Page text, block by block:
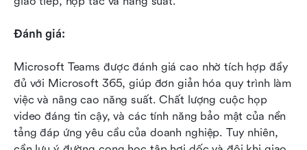
Đánh giá:
Microsoft Teams được đánh giá cao nhờ tích hợp đầy
đủ với Microsoft 365, giúp đơn giản hóa quy trình làm
việc và nâng cao năng suất. Chất lượng cuộc họp
video đáng tin cậy, và các tính năng bảo mật của nền
tảng đáp ứng yêu cầu của doanh nghiệp. Tuy nhiên,